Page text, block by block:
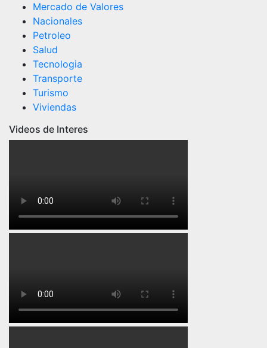
Mercado de Valores
Nacionales
Petroleo
Salud
Tecnologia
Transporte
Turismo
Viviendas
Videos de Interes